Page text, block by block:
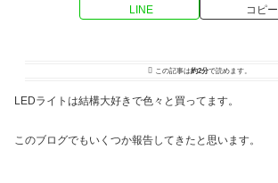
LINE コピー
この記事は約2分で読めます。
LEDライトは結構大好きで色々と買ってます。
このブログでもいくつか報告してきたと思います。